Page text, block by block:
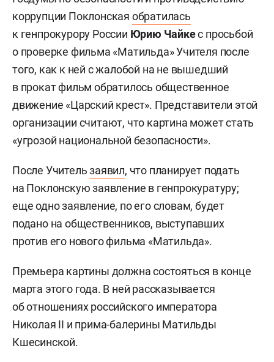
коррупции Поклонская обратилась
к генпрокурору России Юрию Чайкес просьбой
о проверке фильма «Матильда» Учителя после
того, как к ней с жалобой на не вышедший
в прокат фильм обратилось общественное
движение «Царский крест». Представители этой
организации считают, что картина может стать
«угрозой национальной безопасности».
После Учительзаявил, что планирует подать
на Поклонскую заявление в генпрокуратуру;
ещеодно заявление, по его словам, будет
подано на общественников, выступавших
против его нового фильма «Матильда».
Премьера картины должна состояться в конце
марта этого года. В ней рассказывается
об отношениях российского императора
Николая II и прима-балерины Матильды
Кшесинской.